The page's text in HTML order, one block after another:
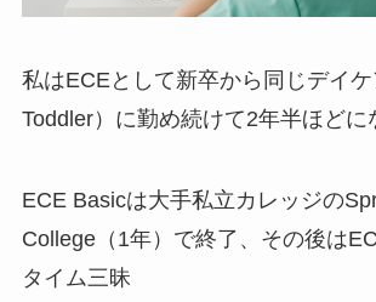
私はECEとして新卒から同じデイ
Toddler）に勤め続けて2年半ほどに
ECE Basicは大手私立カレッジの
College（1年）で終了、その後は
タイム三昧